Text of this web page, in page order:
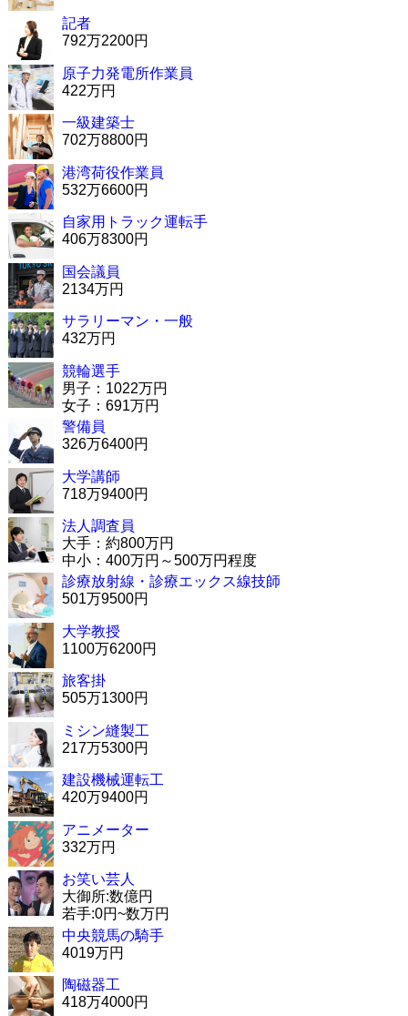
記者
792万2200円
原子力発電所作業員
422万円
一級建築士
702万8800円
港湾荷役作業員
532万6600円
自家用トラック運転手
406万8300円
国会議員
2134万円
サラリーマン・一般
432万円
競輪選手
男子：1022万円
女子：691万円
警備員
326万6400円
大学講師
718万9400円
法人調査員
大手：約800万円
中小：400万円～500万円程度
診療放射線・診療エックス線技師
501万9500円
大学教授
1100万6200円
旅客掛
505万1300円
ミシン縫製工
217万5300円
建設機械運転工
420万9400円
アニメーター
332万円
お笑い芸人
大御所:数億円
若手:0円~数万円
中央競馬の騎手
4019万円
陶磁器工
418万4000円